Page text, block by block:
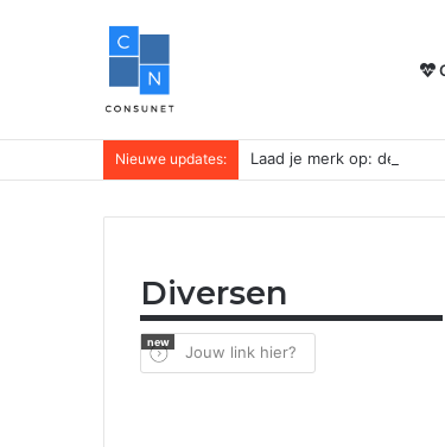
Nieuwe updates: Laad je merk op: de
Diversen
Jouw link hier?
new